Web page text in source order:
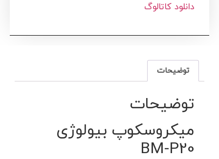
دانلود کاتالوگ
توضیحات
توضیحات
میکروسکوپ بیولوژی
BM-P20